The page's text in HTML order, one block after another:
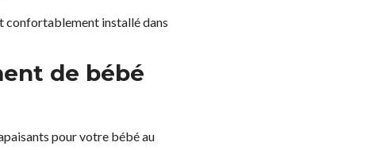
confortablement installé dans
de bébé
pour votre bébé au